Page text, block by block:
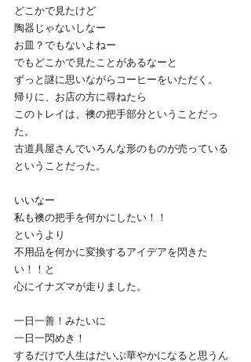
どこかで見たけど
陶器じゃないしなー
お皿？でもないよねー
でもどこかで見たことがあるなーと
ずっと謎に思いながらコーヒーをいただく。
帰りに、お店の方に尋ねたら
このトレイは、襖の把手部分ということだっ
た。
古道具屋さんでいろんな形のものが売っている
ということだった。
いいなー
私も襖の把手を何かにしたい！！
というより
不用品を何かに変換するアイデアを閃きた
い！！と
心にイナズマが走りました。
一日一善！みたいに
一日一閃めき！
するだけで人生はだいぶ華やかになると思うん